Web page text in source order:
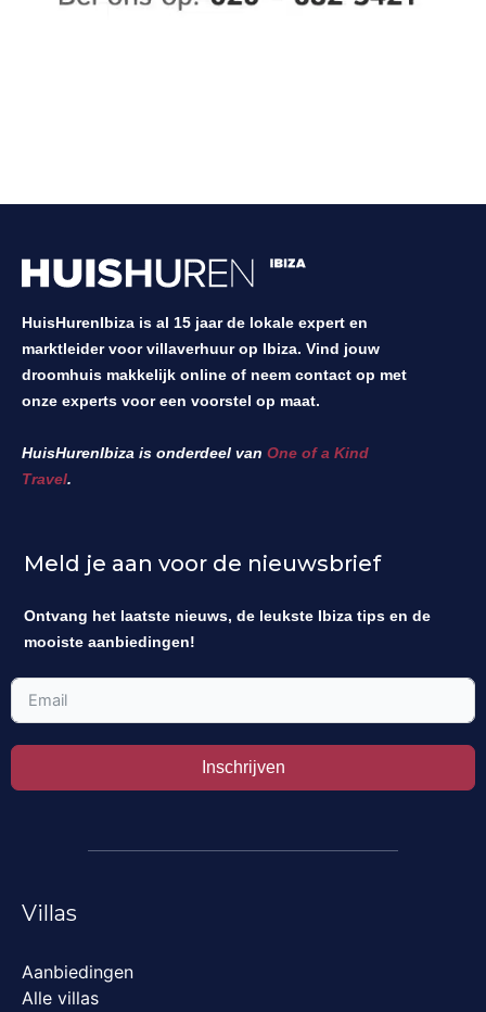
HuisHurenIbiza is al 15 jaar de lokale expert en
marktleider voor villaverhuur op Ibiza. Vind jouw
droomhuis makkelijk online of neem contact op met
onze experts voor een voorstel op maat.
HuisHurenIbiza is onderdeel van One of a Kind
Travel.
Meld je aan voor de nieuwsbrief
Ontvang het laatste nieuws, de leukste Ibiza tips en de
mooiste aanbiedingen!
Inschrijven
Villas
Aanbiedingen
Alle villas